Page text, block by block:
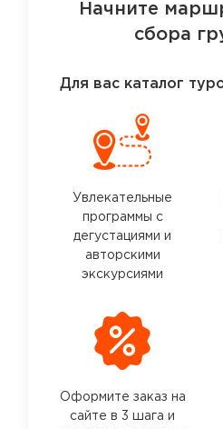
Начните
сбора
Для вас каталог
Увлекательные
программы с
дегустациями и
авторскими
экскурсиями
Оформите заказ на
сайте в 3 шага и